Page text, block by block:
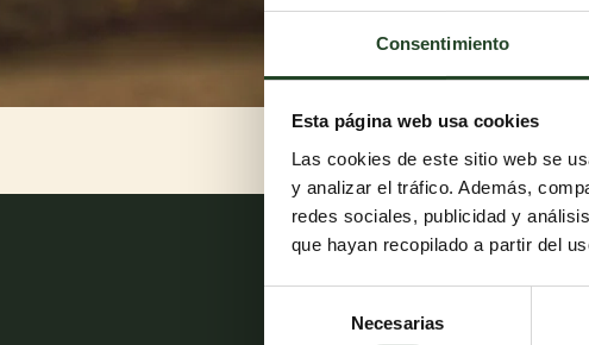
Consentimiento
Esta página web usa cookies
Las cookies de este sitio web se
y analizar el tráfico. Además,
redes sociales, publicidad y
que hayan recopilado a partir del
Necesarias